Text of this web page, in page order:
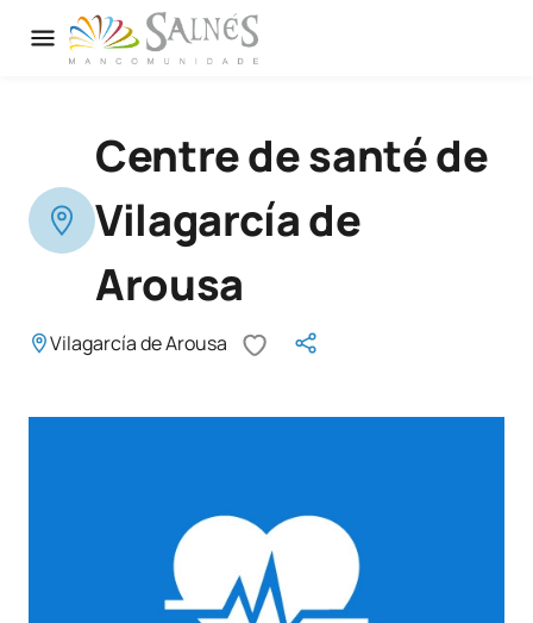
Centre de santé de
Vilagarcía de
Arousa
Vilagarcía de Arousa